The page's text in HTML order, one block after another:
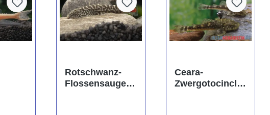
Rotschwanz-
Flossensauger,
Ceara-
Zwergotocinclu